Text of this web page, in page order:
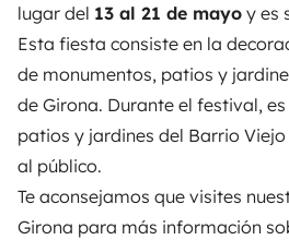
lugar del 13 al 21 de mayo y es
Esta fiesta consiste en la
de monumentos, patios y
de Girona. Durante el festival,
patios y jardines del Barrio
al público.
Te aconsejamos que visites
Girona para más información